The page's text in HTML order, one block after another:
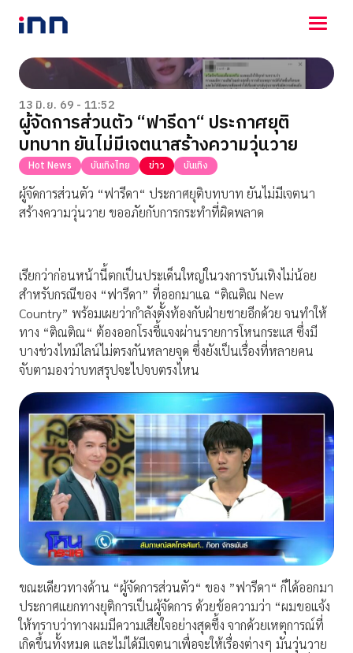
NEWS
ENTERTAINMENT
LIFESTYLE
HOROSCOPE
LOTTERY
VIDEO
ร่วมด้วยช่วยกัน
13 มิ.ย. 69 - 11:52
ผู้จัดการส่วนตัว “ฟารีดา“ ประกาศยุติ
บทบาท ยันไม่มีเจตนาสร้างความวุ่นวาย
Hot News บันเทิงไทย ข่าว บันเทิง
ผู้จัดการส่วนตัว “ฟารีดา“ ประกาศยุติบทบาท ยันไม่มีเจตนา
สร้างความวุ่นวาย ขออภัยกับการกระทำที่ผิดพลาด
เรียกว่าก่อนหน้านี้ตกเป็นประเด็นใหญ่ในวงการบันเทิงไม่น้อย
สำหรับกรณีของ “ฟารีดา” ที่ออกมาแฉ “ติณติณ New
Country” พร้อมเผยว่ากำลังตั้งท้องกับฝ่ายชายอีกด้วย จนทำให้
ทาง “ติณติณ“ ต้องออกโรงชี้แจงผ่านรายการโหนกระแส ซึ่งมี
บางช่วงไทม์ไลน์ไม่ตรงกันหลายจุด ซึ่งยังเป็นเรื่องที่หลายคน
จับตามองว่าบทสรุปจะไปจบตรงไหน
ขณะเดียวทางด้าน “ผู้จัดการส่วนตัว“ ของ ”ฟารีดา“ ก็ได้ออกมา
ประกาศแยกทางยุติการเป็นผู้จัดการ ด้วยข้อความว่า “ผมขอแจ้ง
ให้ทราบว่าทางผมมีความเสียใจอย่างสุดซึ้ง จากด้วยเหตุการณ์ที่
เกิดขึ้นทั้งหมด และไม่ได้มีเจตนาเพื่อจะให้เรื่องต่างๆ มันวุ่นวาย